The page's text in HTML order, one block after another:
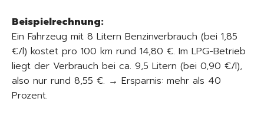
Beispielrechnung:
Ein Fahrzeug mit 8 Litern Benzinverbrauch (bei 1,85
€/l) kostet pro 100 km rund 14,80 €. Im LPG-Betrieb
liegt der Verbrauch bei ca. 9,5 Litern (bei 0,90 €/l),
also nur rund 8,55 €. → Ersparnis: mehr als 40
Prozent.